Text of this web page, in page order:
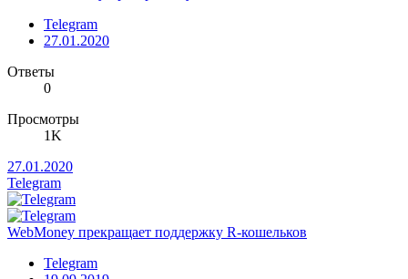
Telegram
27.01.2020
Ответы
0
Просмотры
1K
27.01.2020
Telegram
WebMoney прекращает поддержку R-кошельков
Telegram